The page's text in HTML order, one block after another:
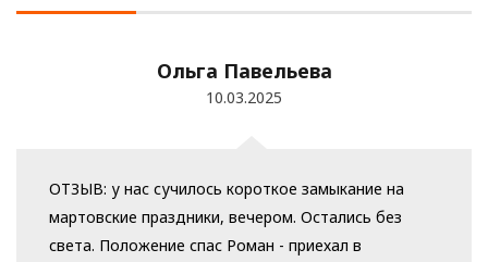
Ольга Павельева
10.03.2025
ОТЗЫВ: у нас сучилось короткое замыкание на
мартовские праздники, вечером. Остались без
света. Положение спас Роман - приехал в